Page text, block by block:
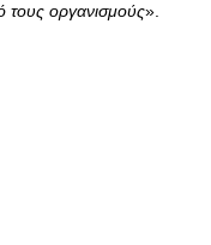
τους οργανισμούς».